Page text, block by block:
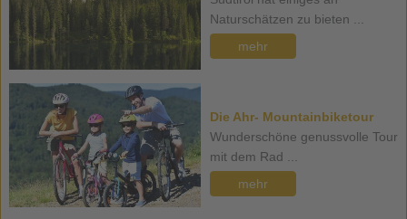
Naturschätzen zu bieten ...
mehr
Die Ahr- Mountainbiketour
Wunderschöne genussvolle Tour
mit dem Rad ...
mehr